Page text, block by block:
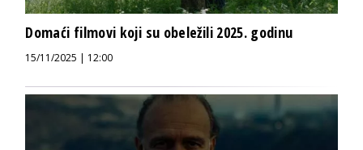
Domaći filmovi koji su obeležili 2025. godinu
15/11/2025 | 12:00